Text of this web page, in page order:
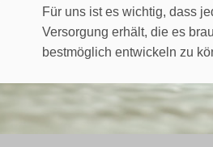
Für uns ist es wichtig, dass
Versorgung erhält, die es
bestmöglich entwickeln zu